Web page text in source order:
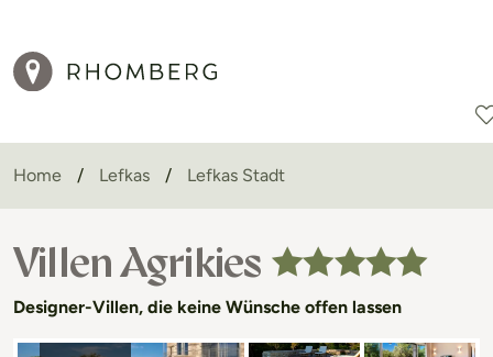
Home Lefkas Lefkas Stadt
Villen Agrikies
Designer-Villen, die keine Wünsche offen lassen